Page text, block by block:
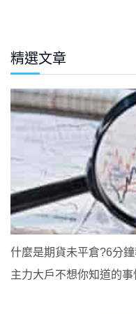
精選文章
什麼是期貨未平倉?6分
主力大戶不想你知道的